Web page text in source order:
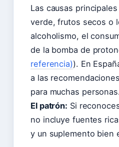
Las causas
verde, frutos secos o
alcoholismo, el
de la bomba de
referencia)). En
a las
para muchas
El patrón: Si
no incluye fuentes
y un suplemento bien